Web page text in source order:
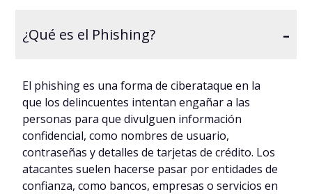
¿Qué es el Phishing? -
El phishing es una forma de ciberataque en la
que los delincuentes intentan engañar a las
personas para que divulguen información
confidencial, como nombres de usuario,
contraseñas y detalles de tarjetas de crédito. Los
atacantes suelen hacerse pasar por entidades de
confianza, como bancos, empresas o servicios en